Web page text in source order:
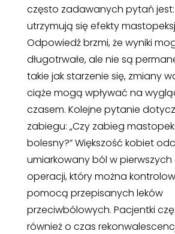
często zadawanych pytań jest:
utrzymują się efekty
Odpowiedź brzmi, że wyniki
długotrwałe, ale nie są
takie jak starzenie się, zmiany
ciąże mogą wpływać na
czasem. Kolejne pytanie
zabiegu: „Czy zabieg
bolesny?” Większość kobiet
umiarkowany ból w
operacji, który można
pomocą przepisanych leków
przeciwbólowych. Pacjentki
również o czas